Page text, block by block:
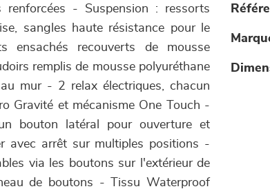
- Suspension : ressorts
sangles haute résistance pour le
ensachés recouverts de mousse
remplis de mousse polyuréthane
mur - 2 relax électriques, chacun
Gravité et mécanisme One Touch -
bouton latéral pour ouverture et
avec arrêt sur multiples positions -
via les boutons sur l'extérieur de
de boutons - Tissu Waterproof